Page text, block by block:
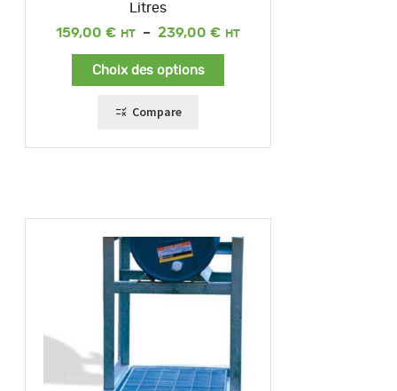
Litres
159,00 € – 239,00 €
Plage
Choix des options
Compare